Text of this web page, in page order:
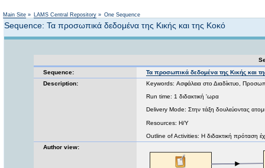
Main Site » LAMS Central Repository » One Sequence
Sequence: Τα προσωπικά δεδομένα της Κικής και της Κοκό
Sequence:
Τα προσωπικά δεδομένα της Κικής και
Description:
Keywords: Ασφάλεια στο Διαδίκτυο,
Run time: 1 διδακτική 'ωρα
Delivery Mode: Στην τάξη δουλεύοντας
Resources: Η/Υ
Outline of Activities: Η διδακτική πρόταση
Author view: